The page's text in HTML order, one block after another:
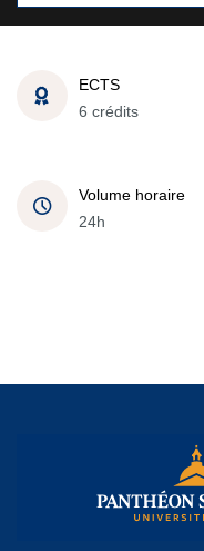
ECTS
6 crédits
Volume horaire
24h